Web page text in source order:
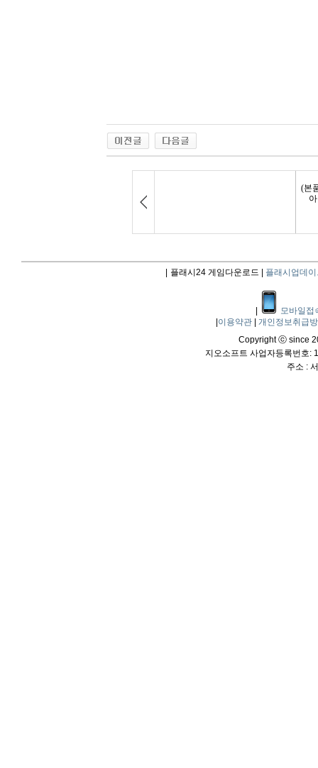
플래시24 게임다운로드 | 플래시업데이
모바일접
이용약관
개인정보취급
Copyright ⓒ since
지오소프트 사업자등록번호:
주소 :